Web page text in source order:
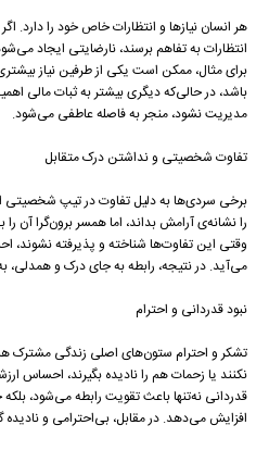
هر انسان نیازها و انتظارات خاص خود را دارد.
انتظارات به تفاهم برسند، نارضایتی ایجاد
برای مثال، ممکن است یکی از طرفین نیاز
باشد، در حالی‌که دیگری بیشتر به ثبات مالی
مدیریت نشود، منجر به فاصله عاطفی می‌شود.
تفاوت شخصیتی و نداشتن درک متقابل
برخی سردی‌ها به دلیل تفاوت در تیپ
را نشانه‌ی آرامش بداند، اما همسر برون‌گرا آن
وقتی این تفاوت‌ها شناخته و پذیرفته نشوند،
می‌آید. در نتیجه، رابطه به جای درک و
نبود قدردانی و احترام
تشکر و احترام ستون‌های اصلی زندگی مشترک
نکنند یا زحمات هم را نادیده بگیرند، احساس
قدردانی نه‌تنها باعث تقویت رابطه می‌شود،
افزایش می‌دهد. در مقابل، بی‌احترامی و